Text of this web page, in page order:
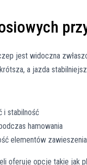
jest widoczna
a jazda
i stabilność
hamowania
elementów zawieszenia
oferuje opcje takie jak